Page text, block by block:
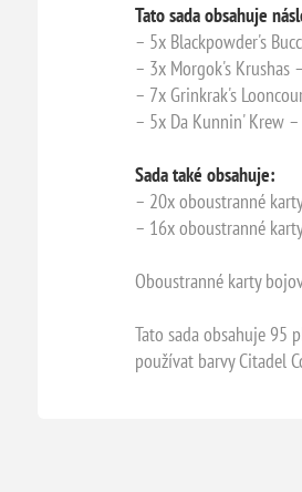
Tato sada obsahuje
– 5x Blackpowder's
– 3x Morgok's Krushas
– 7x Grinkrak's
– 5x Da Kunnin' Krew
Sada také obsahuje:
– 20x oboustranné
– 16x oboustranné
Oboustranné karty
Tato sada obsahuje 95
používat barvy Citadel